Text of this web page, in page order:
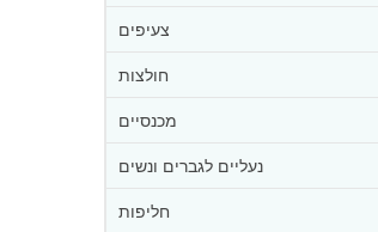
צעיפים
חולצות
מכנסיים
נעליים לגברים ונשים
חליפות